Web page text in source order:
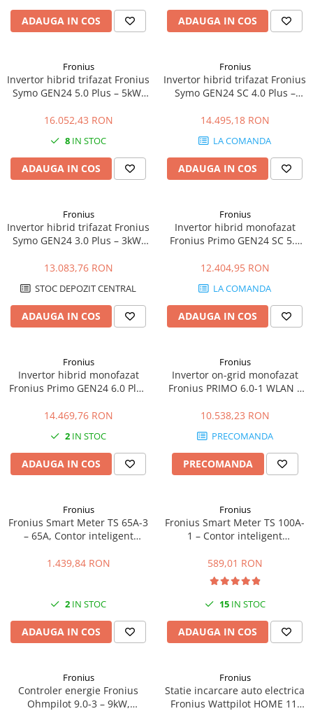
ADAUGA IN COS ADAUGA IN COS
Fronius
Invertor hibrid trifazat Fronius
Symo GEN24 5.0 Plus – 5kW,
16.052,43 RON
8 IN STOC
ADAUGA IN COS
Fronius
Invertor hibrid trifazat Fronius
Symo GEN24 SC 4.0 Plus –
98.1%
14.495,18 RON
LA COMANDA
ADAUGA IN COS
Fronius
Invertor hibrid trifazat Fronius
Symo GEN24 3.0 Plus – 3kW,
ridicata
13.083,76 RON
STOC DEPOZIT CENTRAL
ADAUGA IN COS
Fronius
Invertor hibrid monofazat
Fronius Primo GEN24 SC 5.0
Eficienta 98.2%
12.404,95 RON
LA COMANDA
ADAUGA IN COS
Fronius
Invertor hibrid monofazat
Fronius Primo GEN24 6.0 Plus
14.469,76 RON
2 IN STOC
ADAUGA IN COS
Fronius
Invertor on-grid monofazat
Fronius PRIMO 6.0-1 WLAN –
97.8%
10.538,23 RON
PRECOMANDA
PRECOMANDA
Fronius
Fronius Smart Meter TS 65A-3
– 65A, Contor inteligent
bidirectionala, RS485
1.439,84 RON
2 IN STOC
ADAUGA IN COS
Fronius
Fronius Smart Meter TS 100A-
1 – Contor inteligent
bidirectionala, RS485
589,01 RON
15IN STOC
ADAUGA IN COS
Fronius
Controler energie Fronius
Ohmpilot 9.0-3 – 9kW,
Fronius
Statie incarcare auto electrica
Fronius Wattpilot HOME 11J